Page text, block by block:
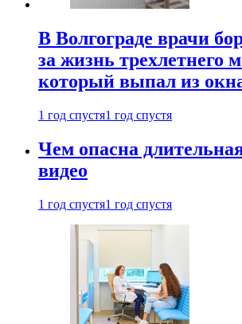
В Волгограде врачи
за жизнь трехлетнего
который выпал из
1 год спустя1 год спустя
Чем опасна
видео
1 год спустя1 год спустя